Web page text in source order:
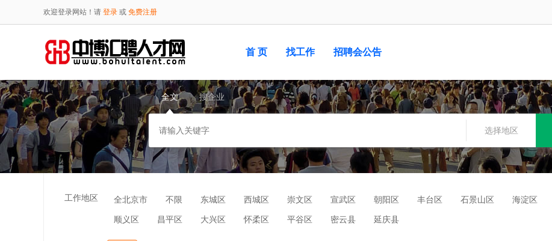
欢迎登录网站！请 登录 或 免费注册
首 页 找工作 招聘会公告
全文 搜企业
选择地区
工作地区 全北京市 不限 东城区 西城区 崇文区 宣武区 朝阳区 丰台区 石景山区 海淀区
顺义区 昌平区 大兴区 怀柔区 平谷区 密云县 延庆县